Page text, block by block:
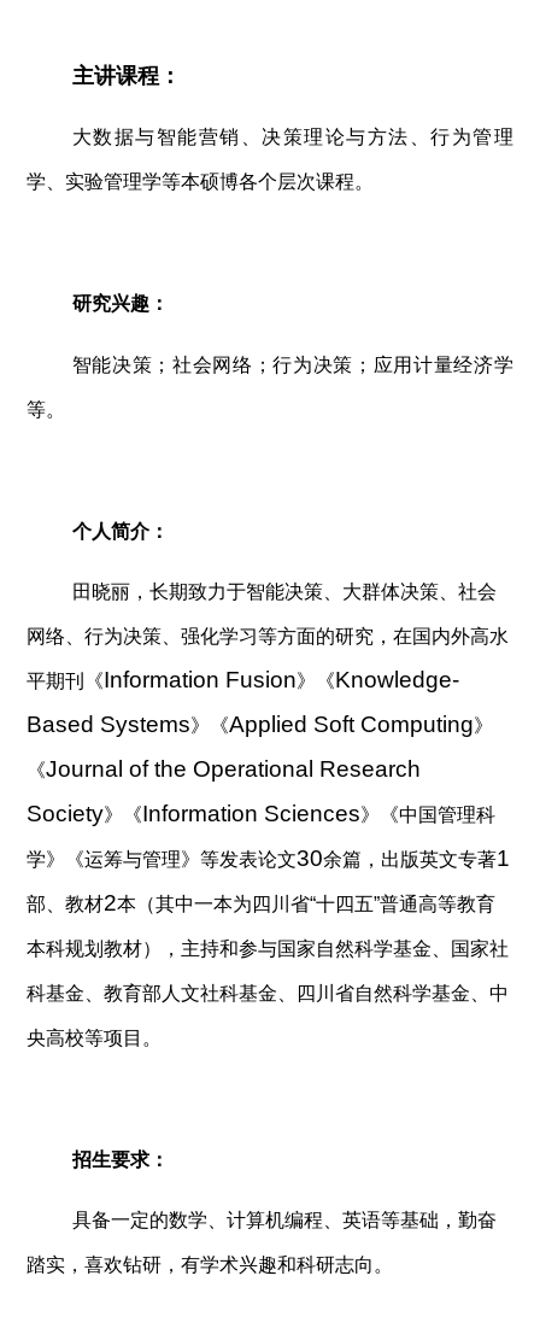
主讲课程：
大数据与智能营销、决策理论与方法、行为管理
学、实验管理学等本硕博各个层次课程。
研究兴趣：
智能决策；社会网络；行为决策；应用计量经济学
等。
个人简介：
田晓丽，长期致力于智能决策、大群体决策、社会
网络、行为决策、强化学习等方面的研究，在国内外高水
平期刊《Information Fusion》《Knowledge-
Based Systems》《Applied Soft Computing》
《Journal of the Operational Research
Society》《Information Sciences》《中国管理科
学》《运筹与管理》等发表论文30余篇，出版英文专著1
部、教材2本（其中一本为四川省“十四五”普通高等教育
本科规划教材），主持和参与国家自然科学基金、国家社
科基金、教育部人文社科基金、四川省自然科学基金、中
央高校等项目。
招生要求：
具备一定的数学、计算机编程、英语等基础，勤奋
踏实，喜欢钻研，有学术兴趣和科研志向。